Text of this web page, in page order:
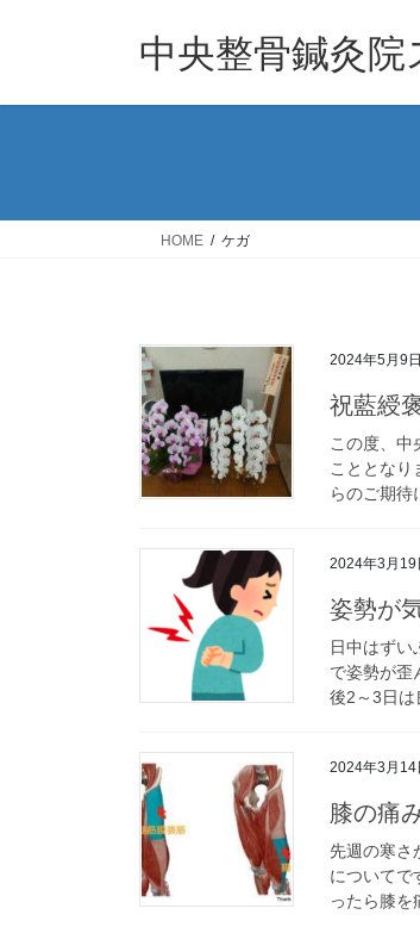
中央整骨鍼灸
HOME ケガ
2024年5月9日
祝藍綬
この度、中
こととなり
らのご期
2024年3月19
姿勢が
日中はずい
で姿勢が歪
後2～3日
2024年3月14
膝の痛
先週の寒さ
についてで
ったら膝